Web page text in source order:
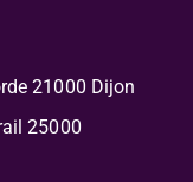
21000 Dijon
25000